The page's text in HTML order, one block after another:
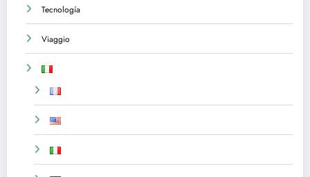
Tecnología
Viaggio